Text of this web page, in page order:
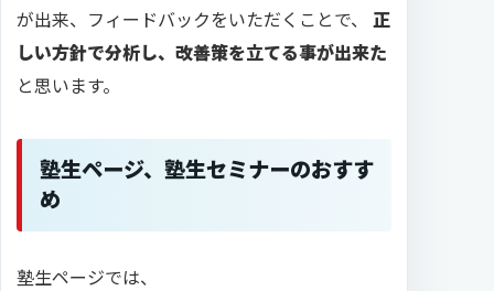
が出来、フィードバックをいただくことで、 正
しい方針で分析し、改善策を立てる事が出来た
と思います。
塾生ページ、塾生セミナーのおすす
め
塾生ページでは、